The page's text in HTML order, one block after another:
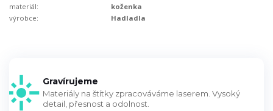
materiál:
koženka
výrobce:
Hadladla
Gravírujeme
Materiály na štítky zpracováváme laserem. Vysoký
detail, přesnost a odolnost.